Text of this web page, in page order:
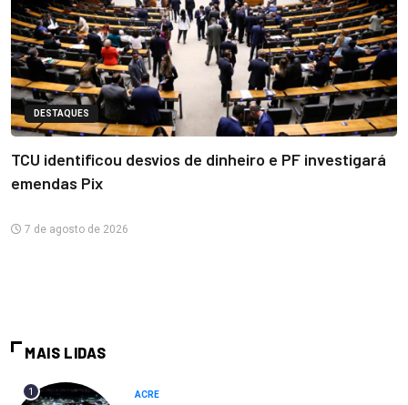
DESTAQUES
TCU identificou desvios de dinheiro e PF investigará
emendas Pix
7 de agosto de 2026
MAIS LIDAS
1 ACRE